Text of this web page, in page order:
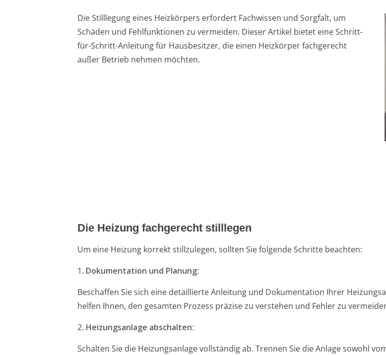
Die Stilllegung eines Heizkörpers erfordert Fachwissen und Sorgfalt, um
Schäden und Fehlfunktionen zu vermeiden. Dieser Artikel bietet eine Schritt-
für-Schritt-Anleitung für Hausbesitzer, die einen Heizkörper fachgerecht
außer Betrieb nehmen möchten.
Die Heizung fachgerecht stilllegen
Um eine Heizung korrekt stillzulegen, sollten Sie folgende Schritte beachten:
1. Dokumentation und Planung:
Beschaffen Sie sich eine detaillierte Anleitung und Dokumentation Ihrer
helfen Ihnen, den gesamten Prozess präzise zu verstehen und Fehler zu
2. Heizungsanlage abschalten:
Schalten Sie die Heizungsanlage vollständig ab. Trennen Sie die Anlage sowohl